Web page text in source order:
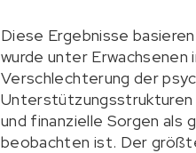
Diese Ergebnisse
wurde unter
Verschlechterung der
und finanzielle Sorgen als
beobachten ist. Der